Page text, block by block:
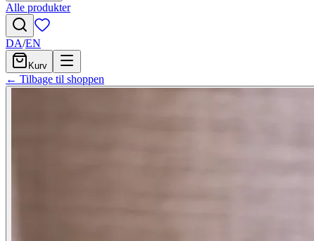
Alle produkter
DA/EN
Kurv
← Tilbage til shoppen